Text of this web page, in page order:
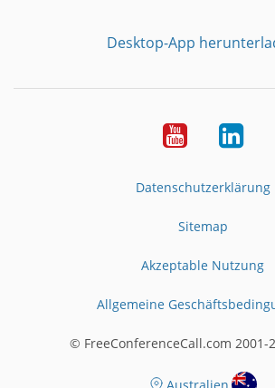
Desktop-App
YouTube
Datenschutzerklärung
Sitemap
Akzeptable Nutzung
Allgemeine
© FreeConferenceCall.com 2001-